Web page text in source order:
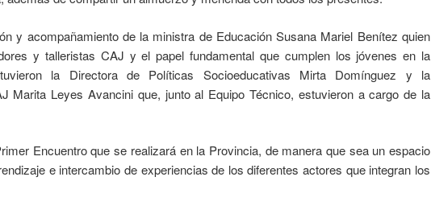
y acompañamiento de la ministra de Educación Susana Mariel Benítez quien
y talleristas CAJ y el papel fundamental que cumplen los jóvenes en la
la Directora de Políticas Socioeducativas Mirta Domínguez y la
Marita Leyes Avancini que, junto al Equipo Técnico, estuvieron a cargo de la
Encuentro que se realizará en la Provincia, de manera que sea un espacio
e intercambio de experiencias de los diferentes actores que integran los